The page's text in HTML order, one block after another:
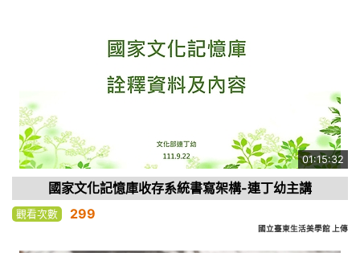
01:15:32
國家文化記憶庫收存系統書寫架構-連丁幼主講
觀看次數 299
國立臺東生活美學館 上傳